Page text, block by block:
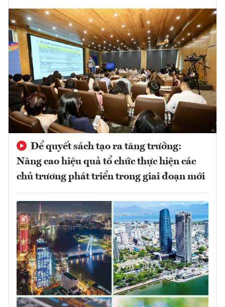
Để quyết sách tạo ra tăng trưởng:
Nâng cao hiệu quả tổ chức thực hiện các
chủ trương phát triển trong giai đoạn mới